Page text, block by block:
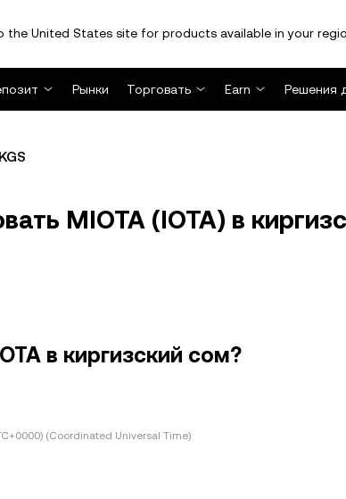
United States site for products available in your
Рынки Торговать Earn Решения
MIOTA (IOTA) в
в киргизский сом?
(Coordinated Universal Time)